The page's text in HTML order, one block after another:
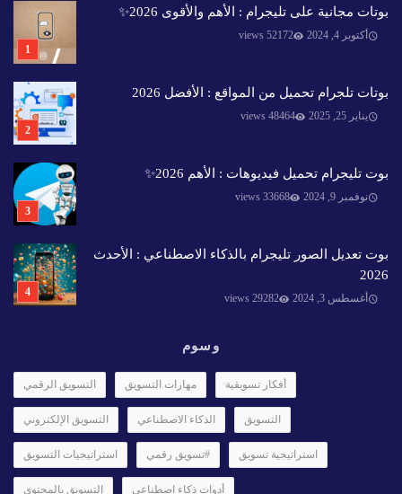
بوتات مجانية على تليجرام : الأهم والأقوى 2026✨️
أكتوبر 4, 2024 52172 views
بوتات تلجرام تحميل من المواقع : الأفضل 2026
يناير 25, 2025 48464 views
بوت تليجرام تحميل فيديوهات : الأهم 2026✨️
نوفمبر 9, 2024 33668 views
بوت تعديل الصور تليجرام بالذكاء الاصطناعي : الأحدث
2026
أغسطس 3, 2024 29282 views
وسوم
التسويق الرقمي مهارات التسويق أفكار تسويقية
التسويق الإلكتروني الذكاء الاصطناعي التسويق
استراتيجيات التسويق #تسويق رقمي استراتيجية تسويق
التسويق بالمحتوى أدوات ذكاء اصطناعي